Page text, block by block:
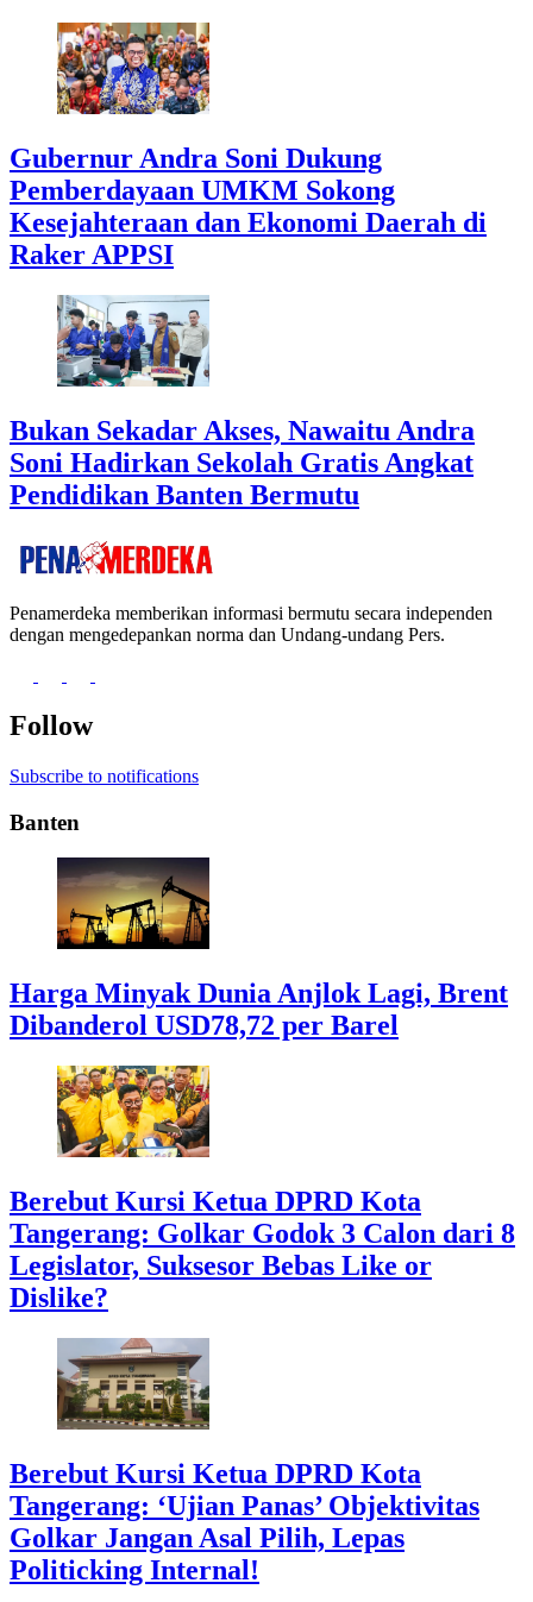
Gubernur Andra Soni Dukung
Pemberdayaan UMKM Sokong
Kesejahteraan dan Ekonomi Daerah di
Raker APPSI
Bukan Sekadar Akses, Nawaitu Andra
Soni Hadirkan Sekolah Gratis Angkat
Pendidikan Banten Bermutu
Penamerdeka memberikan informasi bermutu secara independen
dengan mengedepankan norma dan Undang-undang Pers.
Follow
Subscribe to notifications
Banten
Harga Minyak Dunia Anjlok Lagi, Brent
Dibanderol USD78,72 per Barel
Berebut Kursi Ketua DPRD Kota
Tangerang: Golkar Godok 3 Calon dari 8
Legislator, Suksesor Bebas Like or
Dislike?
Berebut Kursi Ketua DPRD Kota
Tangerang: ‘Ujian Panas’ Objektivitas
Golkar Jangan Asal Pilih, Lepas
Politicking Internal!